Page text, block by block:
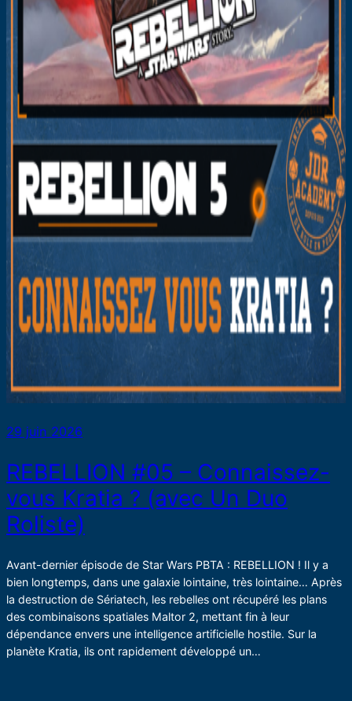
29 juin 2026
REBELLION #05 – Connaissez-
vous Kratia ? (avec Un Duo
Roliste)
Avant-dernier épisode de Star Wars PBTA : REBELLION ! Il y a
bien longtemps, dans une galaxie lointaine, très lointaine… Après
la destruction de Sériatech, les rebelles ont récupéré les plans
des combinaisons spatiales Maltor 2, mettant fin à leur
dépendance envers une intelligence artificielle hostile. Sur la
planète Kratia, ils ont rapidement développé un…